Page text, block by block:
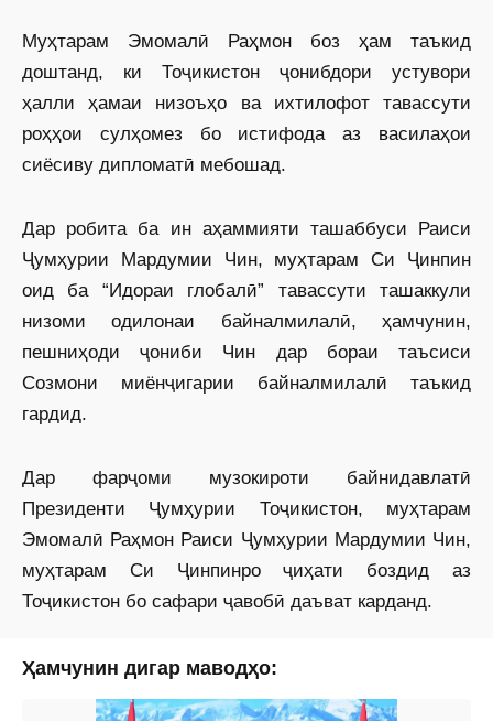
Муҳтарам Эмомалӣ Раҳмон боз ҳам таъкид
доштанд, ки Тоҷикистон ҷонибдори устувори
ҳалли ҳамаи низоъҳо ва ихтилофот тавассути
роҳҳои сулҳомез бо истифода аз василаҳои
сиёсиву дипломатӣ мебошад.
Дар робита ба ин аҳаммияти ташаббуси Раиси
Ҷумҳурии Мардумии Чин, муҳтарам Си Ҷинпин
оид ба “Идораи глобалӣ” тавассути ташаккули
низоми одилонаи байналмилалӣ, ҳамчунин,
пешниҳоди ҷониби Чин дар бораи таъсиси
Созмони миёнҷигарии байналмилалӣ таъкид
гардид.
Дар фарҷоми музокироти байнидавлатӣ
Президенти Ҷумҳурии Тоҷикистон, муҳтарам
Эмомалӣ Раҳмон Раиси Ҷумҳурии Мардумии Чин,
муҳтарам Си Ҷинпинро ҷиҳати боздид аз
Тоҷикистон бо сафари ҷавобӣ даъват карданд.
Ҳамчунин дигар маводҳо: